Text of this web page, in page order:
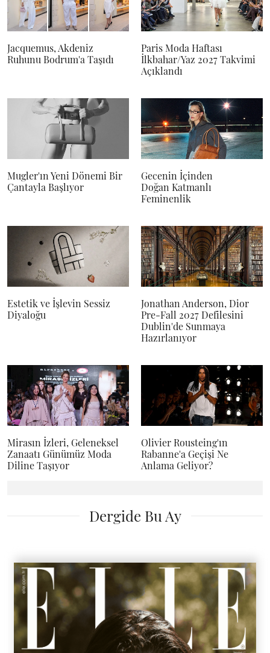
Jacquemus, Akdeniz
Ruhunu Bodrum'a Taşıdı
Paris Moda Haftası
İlkbahar/Yaz 2027 Takvimi
Açıklandı
Mugler'ın Yeni Dönemi Bir
Çantayla Başlıyor
Gecenin İçinden
Doğan Katmanlı
Feminenlik
Estetik ve İşlevin Sessiz
Diyaloğu
Jonathan Anderson, Dior
Pre-Fall 2027 Defilesini
Dublin'de Sunmaya
Hazırlanıyor
Mirasın İzleri, Geleneksel
Zanaatı Günümüz Moda
Diline Taşıyor
Olivier Rousteing'ın
Rabanne'a Geçişi Ne
Anlama Geliyor?
Dergide Bu Ay